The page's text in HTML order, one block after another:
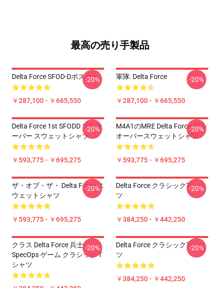
最高の売り手製品
Delta Force SFOD-Dポスター
￥287,100 - ￥665,550
-20% 軍隊: Delta Force
￥287,100 - ￥665,550
-20%
Delta Force 1st SFODD プルオ
ーバー スウェットシャツ
￥593,775 - ￥695,275
-20%
M4A1のMRE Delta Force プル
オーバースウェットシャツ
￥593,775 - ￥695,275
-20%
ザ・オブ・ザ・ Delta Force ス
ウェットシャツ
￥593,775 - ￥695,275
-20%
Delta Force クラシックTシャ
ツ
￥384,250 - ￥442,250
-20%
クラス Delta Force 兵士
SpecOps ゲーム クラシック T
シャツ
-20%
Delta Force クラシックTシャ
ツ
￥384,250 - ￥442,250
-20%